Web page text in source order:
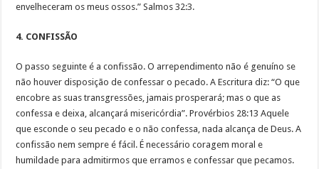
envelheceram os meus ossos.” Salmos 32:3.
4. CONFISSÃO
O passo seguinte é a confissão. O arrependimento não é genuíno se
não houver disposição de confessar o pecado. A Escritura diz: “O que
encobre as suas transgressões, jamais prosperará; mas o que as
confessa e deixa, alcançará misericórdia”. Provérbios 28:13 Aquele
que esconde o seu pecado e o não confessa, nada alcança de Deus. A
confissão nem sempre é fácil. É necessário coragem moral e
humildade para admitirmos que erramos e confessar que pecamos.